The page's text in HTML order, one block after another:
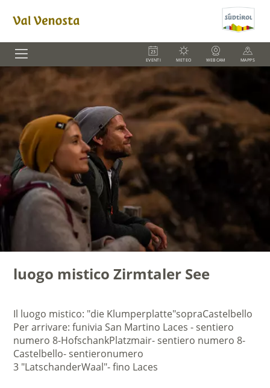
EVENTI METEO WEBCAM MAPPS
luogo mistico Zirmtaler See
Il luogo mistico: "die Klumperplatte"sopraCastelbello
Per arrivare: funivia San Martino Laces -sentiero
numero 8-HofschankPlatzmair- sentiero numero8-
Castelbello- sentieronumero
3 "LatschanderWaal"-fino Laces